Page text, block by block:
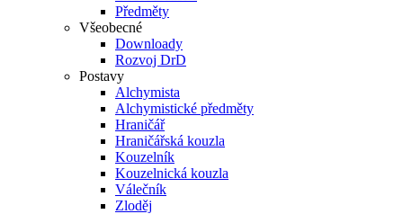
Předměty
Všeobecné
Downloady
Rozvoj DrD
Postavy
Alchymista
Alchymistické předměty
Hraničář
Hraničářská kouzla
Kouzelník
Kouzelnická kouzla
Válečník
Zloděj